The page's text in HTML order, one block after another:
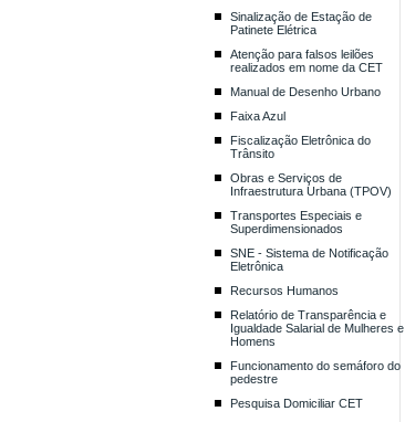
Sinalização de Estação de
Patinete Elétrica
Atenção para falsos leilões
realizados em nome da CET
Manual de Desenho Urbano
Faixa Azul
Fiscalização Eletrônica do
Trânsito
Obras e Serviços de
Infraestrutura Urbana (TPOV)
Transportes Especiais e
Superdimensionados
SNE - Sistema de Notificação
Eletrônica
Recursos Humanos
Relatório de Transparência e
Igualdade Salarial de Mulheres e
Homens
Funcionamento do semáforo do
pedestre
Pesquisa Domiciliar CET